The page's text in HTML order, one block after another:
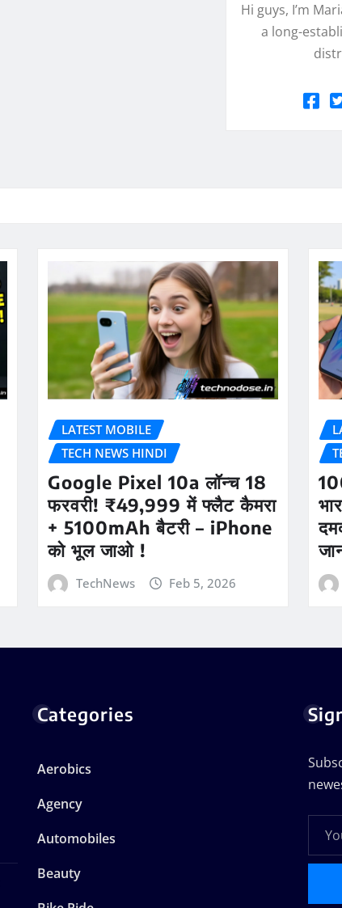
Hi guys, I’m
a long-
LATEST MOBILE
TECH NEWS HINDI
Google Pixel 10a लॉन्च 18
फरवरी! ₹49,999 में फ्लैट कैमरा
+ 5100mAh बैटरी – iPhone
को भूल जाओ !
TechNews Feb 5, 2026
Categories
Aerobics
Agency
Automobiles
Beauty